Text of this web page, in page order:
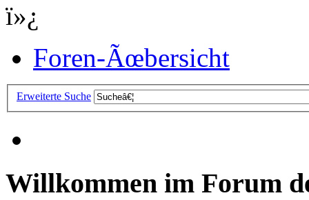
ï»¿
Foren-Ãœbersicht
Erweiterte Suche
Willkommen im Forum